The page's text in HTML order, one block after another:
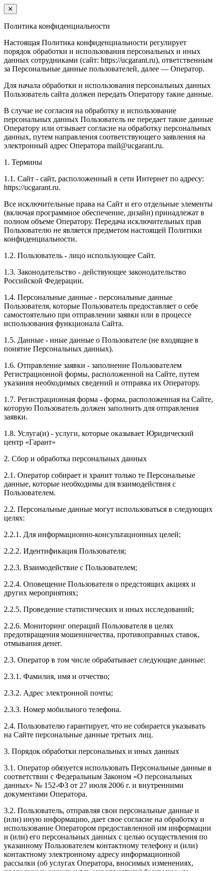
✕
Политика конфиденциальности
Настоящая Политика конфиденциальности регулирует
порядок обработки и использования персональных и иных
данных сотрудниками (сайт: https://ucgarant.ru), ответственным
за Персональные данные пользователей, далее — Оператор.
Для начала обработки и использования персональных данных
Пользователь сайта должен передать Оператору такие данные.
В случае не согласия на обработку и использование
персональных данных Пользователь не передает такие данные
Оператору или отзывает согласие на обработку персональных
данных, путем направления соответствующего заявления на
электронный адрес Оператора mail@ucgarant.ru.
1. Термины
1.1. Сайт - сайт, расположенный в сети Интернет по адресу:
https://ucgarant.ru.
Все исключительные права на Сайт и его отдельные элементы
(включая программное обеспечение, дизайн) принадлежат в
полном объеме Оператору. Передача исключительных прав
Пользователю не является предметом настоящей Политики
конфиденциальности.
1.2. Пользователь - лицо использующее Сайт.
1.3. Законодательство - действующее законодательство
Российской Федерации.
1.4. Персональные данные - персональные данные
Пользователя, которые Пользователь предоставляет о себе
самостоятельно при отправлении заявки или в процессе
использования функционала Сайта.
1.5. Данные - иные данные о Пользователе (не входящие в
понятие Персональных данных).
1.6. Отправление заявки - заполнение Пользователем
Регистрационной формы, расположенной на Сайте, путем
указания необходимых сведений и отправка их Оператору.
1.7. Регистрационная форма - форма, расположенная на Сайте,
которую Пользователь должен заполнить для отправления
заявки.
1.8. Услуга(и) - услуги, которые оказывает Юридический
центр «Гарант»
2. Сбор и обработка персональных данных
2.1. Оператор собирает и хранит только те Персональные
данные, которые необходимы для взаимодействия с
Пользователем.
2.2. Персональные данные могут использоваться в следующих
целях:
2.2.1. Для информационно-консультационных целей;
2.2.2. Идентификация Пользователя;
2.2.3. Взаимодействие с Пользователем;
2.2.4. Оповещение Пользователя о предстоящих акциях и
других мероприятиях;
2.2.5. Проведение статистических и иных исследований;
2.2.6. Мониторинг операций Пользователя в целях
предотвращения мошенничества, противоправных ставок,
отмывания денег.
2.3. Оператор в том числе обрабатывает следующие данные:
2.3.1. Фамилия, имя и отчество;
2.3.2. Адрес электронной почты;
2.3.3. Номер мобильного телефона.
2.4. Пользователю гарантирует, что не собирается указывать
на Сайте персональные данные третьих лиц.
3. Порядок обработки персональных и иных данных
3.1. Оператор обязуется использовать Персональные данные в
соответствии с Федеральным Законом «О персональных
данных» № 152-ФЗ от 27 июля 2006 г. и внутренними
документами Оператора.
3.2. Пользователь, отправляя свои персональные данные и
(или) иную информацию, дает свое согласие на обработку и
использование Оператором предоставленной им информации
и (или) его персональных данных с целью осуществления по
указанному Пользователем контактному телефону и (или)
контактному электронному адресу информационной
рассылки (об услугах Оператора, вносимых изменениях,